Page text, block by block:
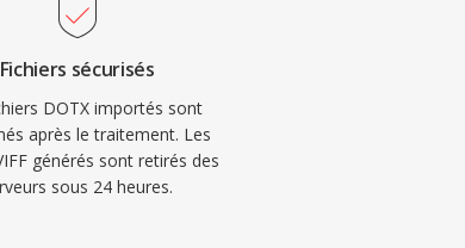
Fichiers sécurisés
DOTX importés sont
après le traitement. Les
générés sont retirés des
sous 24 heures.